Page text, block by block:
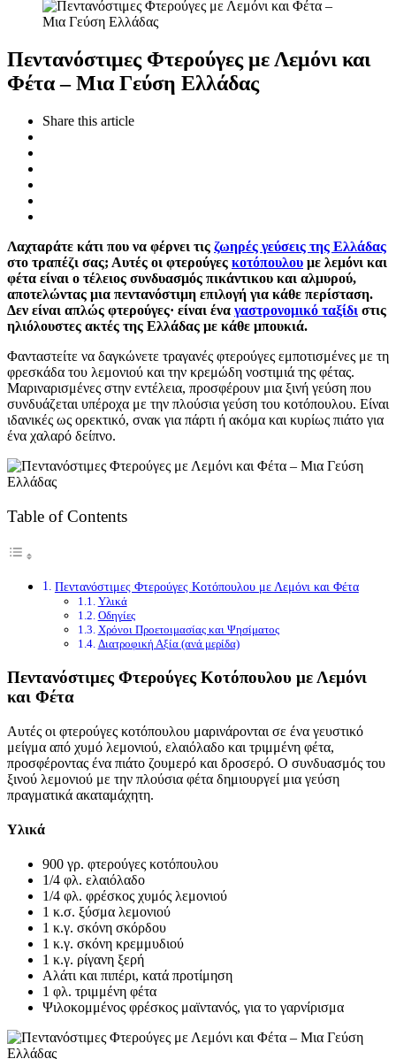
Πεντανόστιμες Φτερούγες με Λεμόνι και
Φέτα – Μια Γεύση Ελλάδας
Share this article
Λαχταράτε κάτι που να φέρνει τις ζωηρές γεύσεις της Ελλάδας
στο τραπέζι σας; Αυτές οι φτερούγες κοτόπουλου με λεμόνι και
φέτα είναι ο τέλειος συνδυασμός πικάντικου και αλμυρού,
αποτελώντας μια πεντανόστιμη επιλογή για κάθε περίσταση.
Δεν είναι απλώς φτερούγες· είναι ένα γαστρονομικό ταξίδι στις
ηλιόλουστες ακτές της Ελλάδας με κάθε μπουκιά.
Φανταστείτε να δαγκώνετε τραγανές φτερούγες εμποτισμένες με τη
φρεσκάδα του λεμονιού και την κρεμώδη νοστιμιά της φέτας.
Μαριναρισμένες στην εντέλεια, προσφέρουν μια ξινή γεύση που
συνδυάζεται υπέροχα με την πλούσια γεύση του κοτόπουλου. Είναι
ιδανικές ως ορεκτικό, σνακ για πάρτι ή ακόμα και κυρίως πιάτο για
ένα χαλαρό δείπνο.
Table of Contents
Πεντανόστιμες Φτερούγες Κοτόπουλου με Λεμόνι και Φέτα
Υλικά
Οδηγίες
Χρόνοι Προετοιμασίας και Ψησίματος
Διατροφική Αξία (ανά μερίδα)
Πεντανόστιμες Φτερούγες Κοτόπουλου με Λεμόνι
και Φέτα
Αυτές οι φτερούγες κοτόπουλου μαρινάρονται σε ένα γευστικό
μείγμα από χυμό λεμονιού, ελαιόλαδο και τριμμένη φέτα,
προσφέροντας ένα πιάτο ζουμερό και δροσερό. Ο συνδυασμός του
ξινού λεμονιού με την πλούσια φέτα δημιουργεί μια γεύση
πραγματικά ακαταμάχητη.
Υλικά
900 γρ. φτερούγες κοτόπουλου
1/4 φλ. ελαιόλαδο
1/4 φλ. φρέσκος χυμός λεμονιού
1 κ.σ. ξύσμα λεμονιού
1 κ.γ. σκόνη σκόρδου
1 κ.γ. σκόνη κρεμμυδιού
1 κ.γ. ρίγανη ξερή
Αλάτι και πιπέρι, κατά προτίμηση
1 φλ. τριμμένη φέτα
Ψιλοκομμένος φρέσκος μαϊντανός, για το γαρνίρισμα